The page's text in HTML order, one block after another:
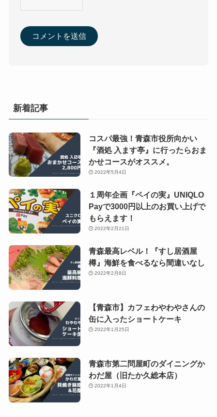
新着記事
コスパ最強！青森市役所向かい
『酒処 入ます亭』に行ったらおま
かせコースがオススメ。
2022年5月4日
１周年企画『ペイの実』UNIQLO
Payで3000円以上のお買い上げで
もらえます！
2022年2月21日
青森最高レベル！『すし居酒屋
樽』海鮮を食べるなら間違いなし
2022年2月8日
【青森市】カフェわやわやさんの
缶に入ったショートケーキ
2022年1月25日
青森市第二問屋町のダイニングか
わだ屋（旧たか久総本店）
2022年1月4日